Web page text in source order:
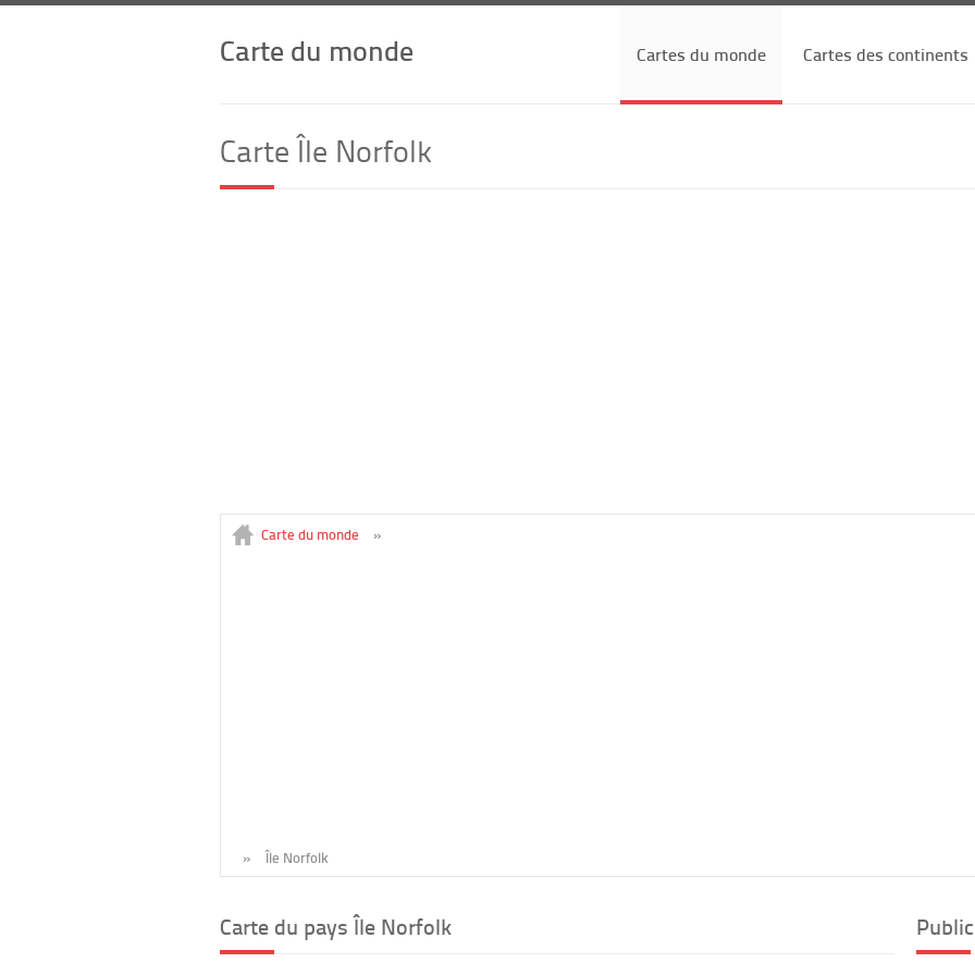
Carte du monde Cartes du monde Cartes des continents
Carte Île Norfolk
Carte du monde »
» Île Norfolk
Carte du pays Île Norfolk